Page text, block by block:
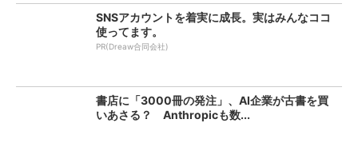
SNSアカウントを着実に成長。実はみんなココ
使ってます。
PR(Dreaw合同会社)
書店に「3000冊の発注」、AI企業が古書を買
いあさる？ Anthropicも数...